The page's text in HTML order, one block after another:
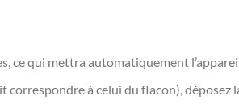
ce qui mettra automatiquement
à celui du flacon), déposez